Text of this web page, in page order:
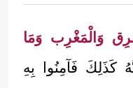
وَالْمَغْرِب وَمَا
كَذَلِكَ فَآمِنُوا بِهِ